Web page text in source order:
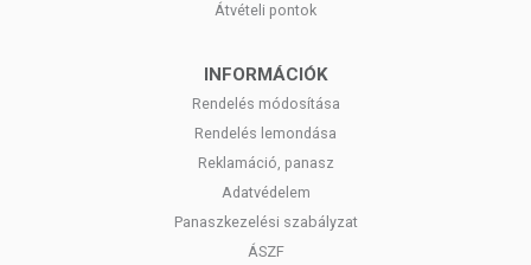
Átvételi pontok
INFORMÁCIÓK
Rendelés módosítása
Rendelés lemondása
Reklamáció, panasz
Adatvédelem
Panaszkezelési szabályzat
ÁSZF